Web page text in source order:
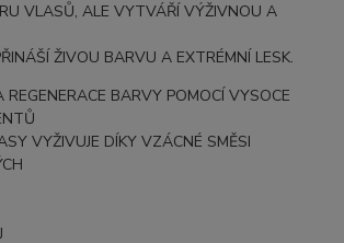
VLASŮ, ALE VYTVÁŘÍ VÝŽIVNOU A
ŽIVOU BARVU A EXTRÉMNÍ LESK.
BARVY POMOCÍ VYSOCE
VYŽIVUJE DÍKY VZÁCNÉ SMĚSI